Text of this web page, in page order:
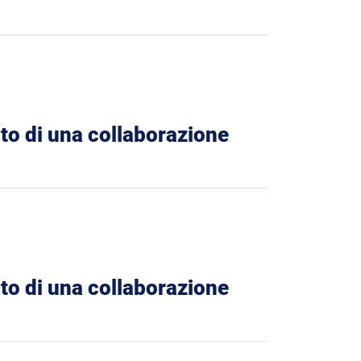
di una collaborazione
di una collaborazione